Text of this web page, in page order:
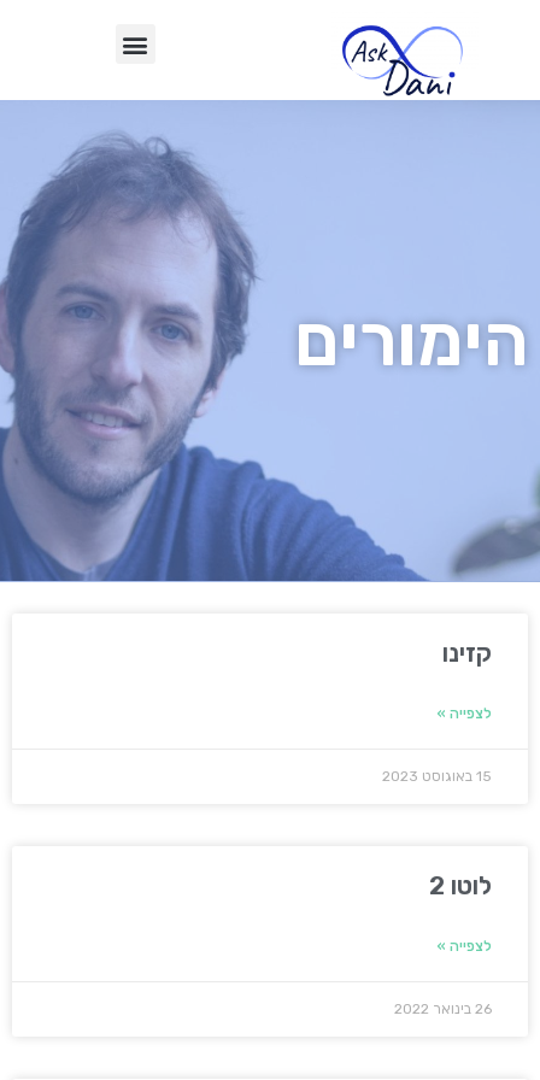
הימורים
קזינו
לצפייה »
15 באוגוסט 2023
לוטו 2
לצפייה »
26 בינואר 2022